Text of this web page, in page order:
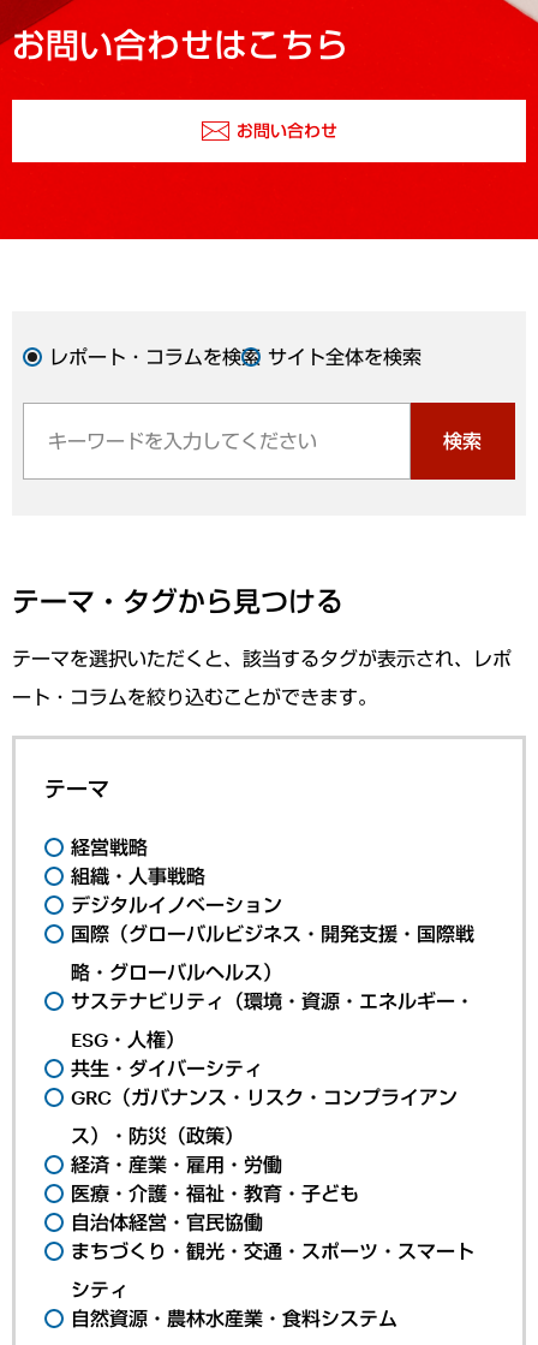
お問い合わせはこちら
お問い合わせ
レポート・コラムを検索 サイト全体を検索
検索
テーマ・タグから見つける
テーマを選択いただくと、該当するタグが表示され、レポ
ート・コラムを絞り込むことができます。
テーマ
経営戦略
組織・人事戦略
デジタルイノベーション
国際（グローバルビジネス・開発支援・国際戦
略・グローバルヘルス）
サステナビリティ（環境・資源・エネルギー・
ESG・人権）
共生・ダイバーシティ
GRC（ガバナンス・リスク・コンプライアン
ス）・防災（政策）
経済・産業・雇用・労働
医療・介護・福祉・教育・子ども
自治体経営・官民協働
まちづくり・観光・交通・スポーツ・スマート
シティ
自然資源・農林水産業・食料システム